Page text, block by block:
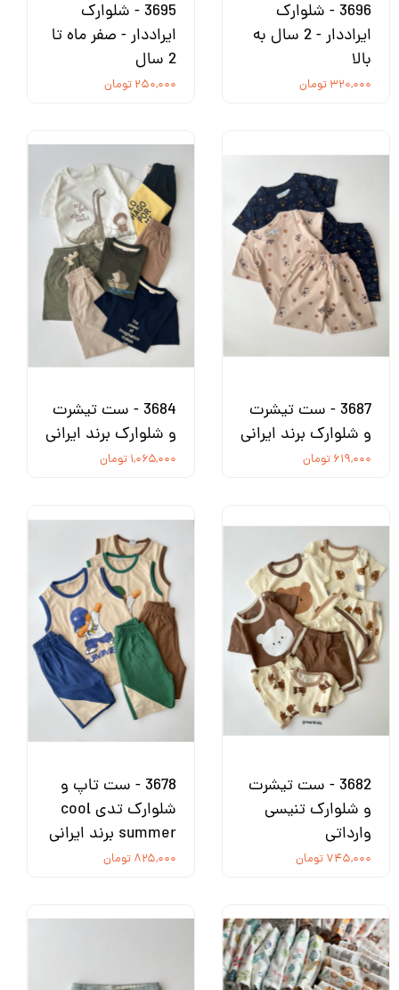
3696 - شلوارک
ایراددار - 2 سال به
بالا
۳۲۰,۰۰۰ تومان
3695 - شلوارک
ایراددار - صفر ماه تا
2 سال
۲۵۰,۰۰۰ تومان
3687 - ست تیشرت
و شلوارک برند ایرانی
۶۱۹,۰۰۰ تومان
3684 - ست تیشرت
و شلوارک برند ایرانی
۱,۰۶۵,۰۰۰ تومان
3682 - ست تیشرت
و شلوارک تنیسی
وارداتی
۷۴۵,۰۰۰ تومان
3678 - ست تاپ و
شلوارک تدی cool
summer برند ایرانی
۸۲۵,۰۰۰ تومان